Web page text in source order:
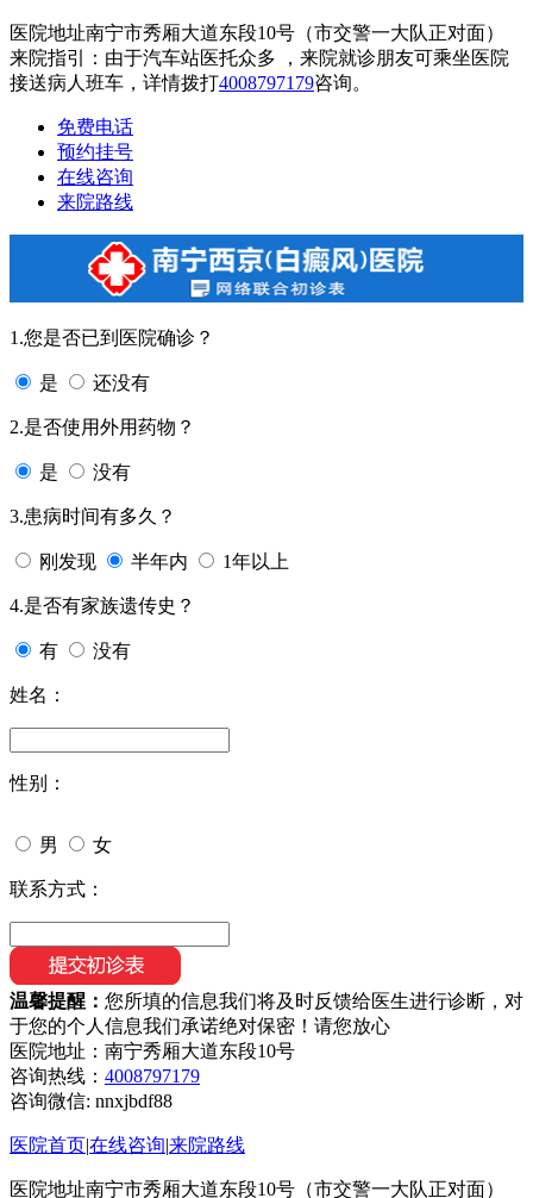
医院地址南宁市秀厢大道东段10号（市交警一大队正对面）
来院指引：由于汽车站医托众多 ，来院就诊朋友可乘坐医院
接送病人班车，详情拨打4008797179咨询。
免费电话
预约挂号
在线咨询
来院路线
1.您是否已到医院确诊？
是 还没有
2.是否使用外用药物？
是 没有
3.患病时间有多久？
刚发现 半年内 1年以上
4.是否有家族遗传史？
有 没有
姓名：
性别：
男 女
联系方式：
温馨提醒： 您所填的信息我们将及时反馈给医生进行诊断，对
于您的个人信息我们承诺绝对保密！请您放心
医院地址：南宁秀厢大道东段10号
咨询热线： 4008797179
咨询微信: nnxjbdf88
医院首页|在线咨询|来院路线
医院地址南宁市秀厢大道东段10号（市交警一大队正对面）